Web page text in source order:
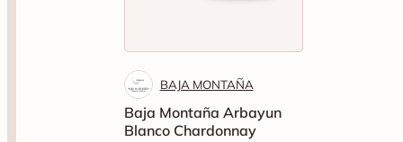
BAJA MONTAÑA
Baja Montaña Arbayun
Blanco Chardonnay